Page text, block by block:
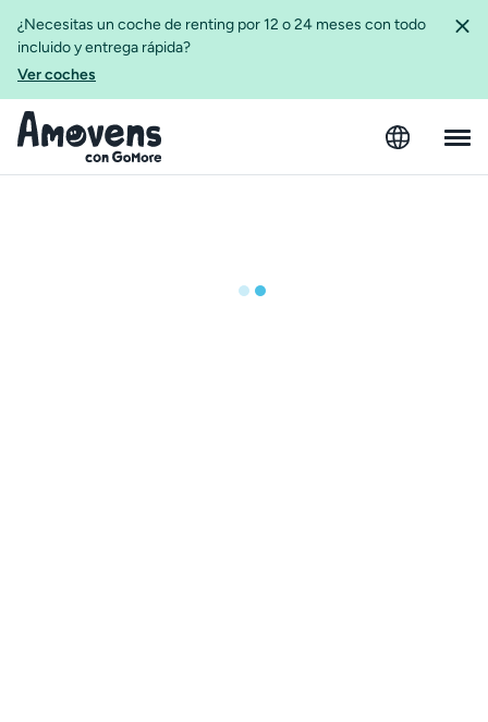
¿Necesitas un coche de renting por 12 o 24 meses con todo
incluido y entrega rápida?
Ver coches